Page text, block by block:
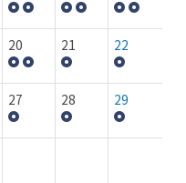
20 21 22
27 28 29